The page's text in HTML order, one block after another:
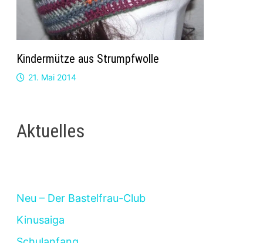
Kindermütze aus Strumpfwolle
21. Mai 2014
Aktuelles
Neu – Der Bastelfrau-Club
Kinusaiga